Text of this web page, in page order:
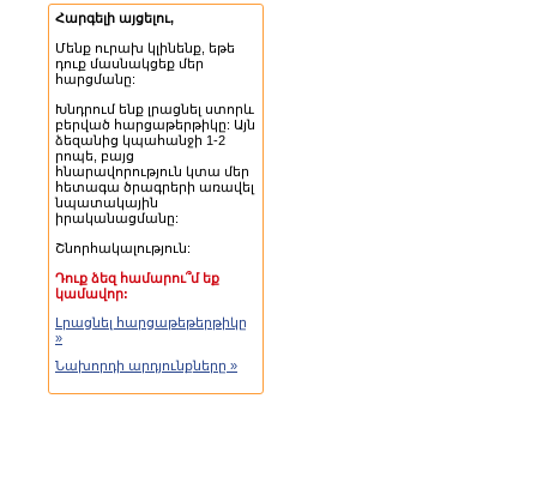
Հարգելի այցելու,
Մենք ուրախ կլինենք, եթե
դուք մասնակցեք մեր
հարցմանը:
Խնդրում ենք լրացնել ստորև
բերված հարցաթերթիկը: Այն
ձեզանից կպահանջի 1-2
րոպե, բայց
հնարավորություն կտա մեր
հետագա ծրագրերի առավել
նպատակային
իրականացմանը:
Շնորհակալություն:
Դուք ձեզ համարու՞մ եք
կամավոր:
Լրացնել հարցաթեթերթիկը
»
Նախորդի արդյունքները »